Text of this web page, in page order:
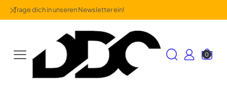
Trage dich in unseren Newsletter ein!
✕
0